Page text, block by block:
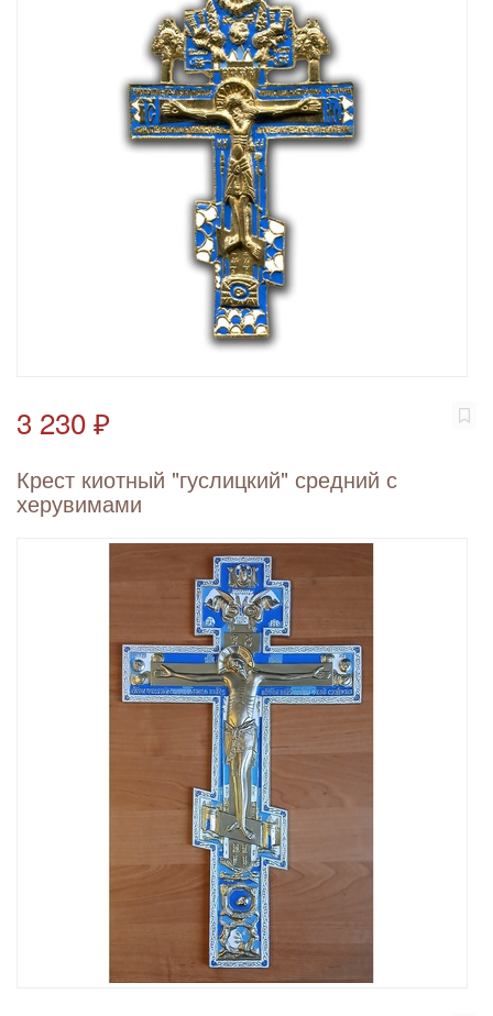
3 230 ₽
Крест киотный "гуслицкий" средний с
херувимами